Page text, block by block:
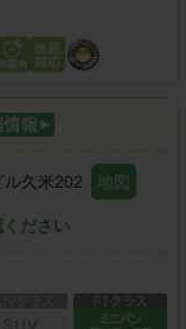
久米202 地図
ださい